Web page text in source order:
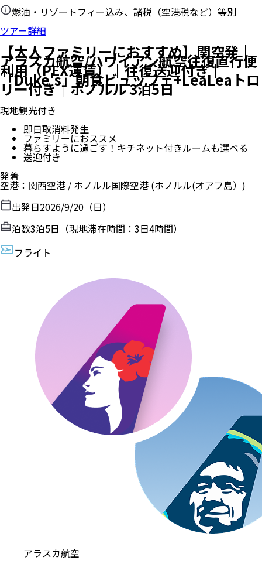
燃油・リゾートフィー込み、諸税（空港税など）等別
ツアー詳細
【大人ファミリーにおすすめ】関空発｜
アラスカ航空/ハワイアン航空往復直行便
利用（PEX運賃）｜往復送迎付き｜
「Duke's」朝食ビュッフェ+LeaLeaトロ
リー付き｜ホノルル 3泊5日
現地観光付き
即日取消料発生
ファミリーにおススメ
暮らすように過ごす！キチネット付きルームも選べる
送迎付き
発着
空港 ： 関西空港 / ホノルル国際空港 (ホノルル(オアフ島）)
出発日2026/9/20（日）
泊数3泊5日（現地滞在時間： 3日4時間）
フライト
アラスカ航空